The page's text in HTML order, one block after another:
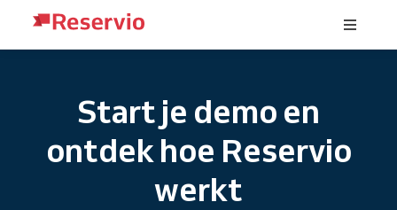
Start je demo en
ontdek hoe Reservio
werkt